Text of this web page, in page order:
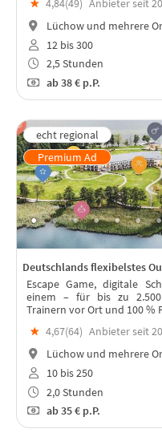
★ 4,84(49) Anbieter seit
Lüchow und mehrere
12 bis 300
2,5 Stunden
ab38 € p.P.
Deutschlands flexibelstes
Escape Game, digitale
einem – für bis zu
Trainern vor Ort und 100 %
★ 4,67(64) Anbieter seit
Lüchow und mehrere
10 bis 250
2,0 Stunden
ab35 € p.P.